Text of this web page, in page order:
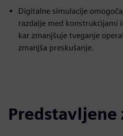
Digitalne simulacije
razdalje med konstrukcijami
kar zmanjšuje tveganje
zmanjša preskušanje.